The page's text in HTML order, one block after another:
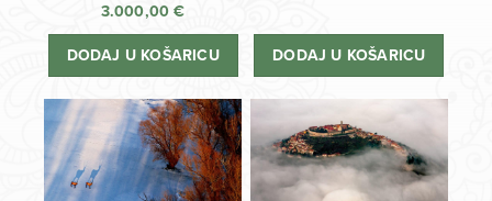
3.000,00€
DODAJ U KOŠARICU DODAJ U KOŠARICU